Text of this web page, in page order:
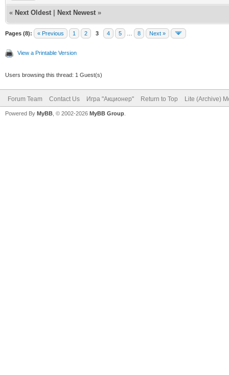
« Next Oldest Next Newest »
Pages (8): « Previous 1 2 3 4 5 8 Next »
View a Printable Version
Users browsing this thread: 1 Guest(s)
Forum Team Contact Us Игра "Акционер" Return to Top Lite (Archive)
Powered By MyBB , © 2002-2026 MyBB Group